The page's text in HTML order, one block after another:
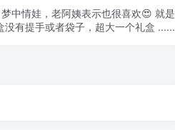
中情娃，老阿姨表示也很喜欢😍 就是
有一点 礼盒没有提手或者袋子，超大一个礼盒 ......